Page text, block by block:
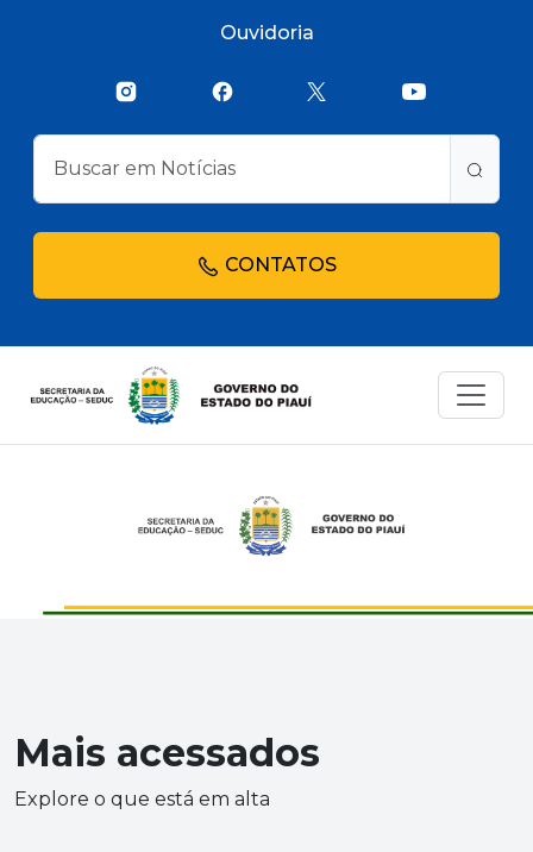
Ouvidoria
CONTATOS
Mais acessados
Explore o que está em alta